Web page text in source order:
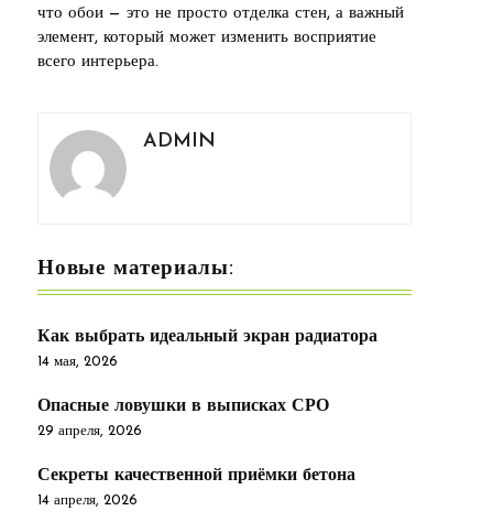
что обои — это не просто отделка стен, а важный
элемент, который может изменить восприятие
всего интерьера.
ADMIN
Новые материалы:
Как выбрать идеальный экран радиатора
14 мая, 2026
Опасные ловушки в выписках СРО
29 апреля, 2026
Секреты качественной приёмки бетона
14 апреля, 2026